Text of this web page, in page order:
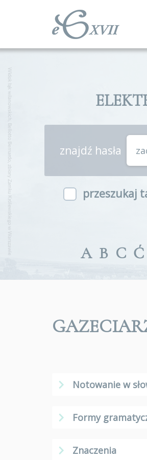
znajdź hasła
przeszukaj
A B C Ć
Notowanie w
Formy
Znaczenia